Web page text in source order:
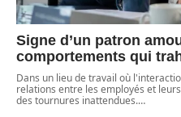
Signe d’un patron
comportements qui
Dans un lieu de travail où
relations entre les employés et
des tournures inattendues.…